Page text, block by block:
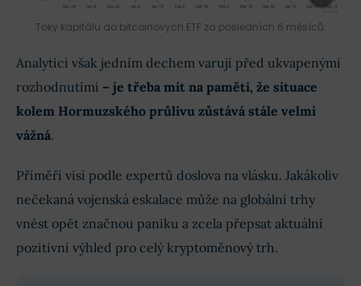
Toky kapitálu do bitcoinových ETF za posledních 6 měsíců.
Analytici však jedním dechem varují před ukvapenými
rozhodnutími – je třeba mít na paměti, že situace
kolem Hormuzského průlivu zůstává stále velmi
vážná.
Příměří visí podle expertů doslova na vlásku. Jakákoliv
nečekaná vojenská eskalace může na globální trhy
vnést opět značnou paniku a zcela přepsat aktuální
pozitivní výhled pro celý kryptoměnový trh.